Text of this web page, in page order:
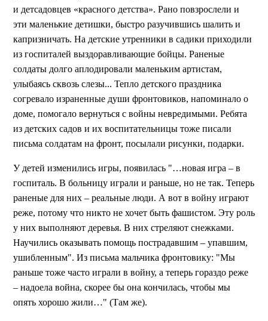
и детсадовцев «красного детства». Рано повзрослели и
эти маленькие детишки, быстро разучившись шалить и
капризничать. На детские утренники в садики приходили
из госпиталей выздоравливающие бойцы. Раненые
солдаты долго аплодировали маленьким артистам,
улыбаясь сквозь слезы... Тепло детского праздника
согревало израненные души фронтовиков, напоминало о
доме, помогало вернуться с войны невредимыми. Ребята
из детских садов и их воспитательницы тоже писали
письма солдатам на фронт, посылали рисунки, подарки.
У детей изменились игры, появилась "…новая игра – в
госпиталь. В больницу играли и раньше, но не так. Теперь
раненые для них – реальные люди. А вот в войну играют
реже, потому что никто не хочет быть фашистом. Эту роль
у них выполняют деревья. В них стреляют снежками.
Научились оказывать помощь пострадавшим – упавшим,
ушибленным". Из письма мальчика фронтовику: "Мы
раньше тоже часто играли в войну, а теперь гораздо реже
– надоела война, скорее бы она кончилась, чтобы мы
опять хорошо жили…" (Там же).